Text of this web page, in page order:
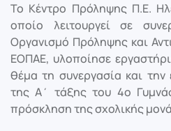
Το Κέντρο Πρόληψης Π.Ε.
οποίο λειτουργεί σε
Οργανισμό Πρόληψης και
ΕΟΠΑΕ, υλοποίησε
θέμα τη συνεργασία και την
της Α΄ τάξης του 4ο
πρόσκληση της σχολικής